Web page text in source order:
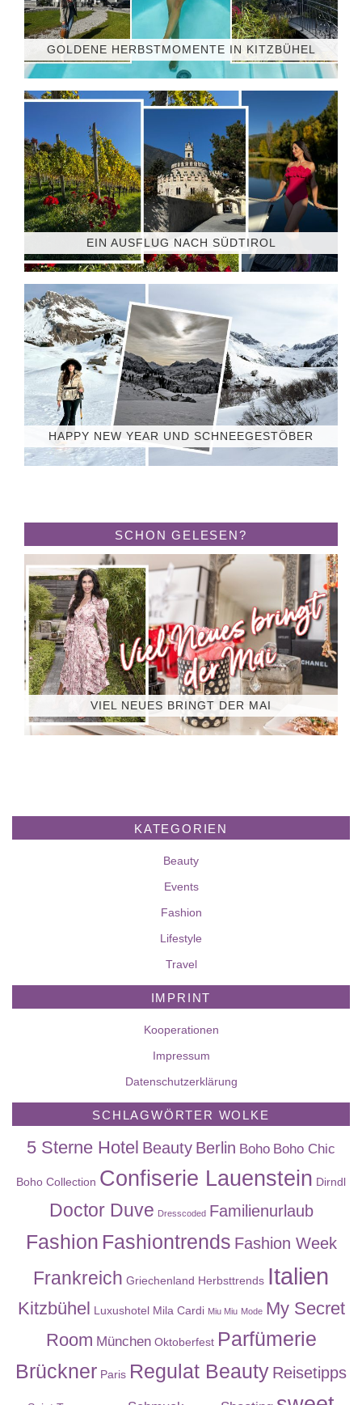
GOLDENE HERBSTMOMENTE IN KITZBÜHEL
EIN AUSFLUG NACH SÜDTIROL
HAPPY NEW YEAR UND SCHNEEGESTÖBER
SCHON GELESEN?
VIEL NEUES BRINGT DER MAI
KATEGORIEN
Beauty
Events
Fashion
Lifestyle
Travel
IMPRINT
Kooperationen
Impressum
Datenschutzerklärung
SCHLAGWÖRTER WOLKE
5 Sterne Hotel Beauty Berlin Boho Boho Chic
Boho Collection Confiserie Lauenstein Dirndl
Doctor Duve Dresscoded Familienurlaub
Fashion Fashiontrends Fashion Week
Frankreich Griechenland Herbsttrends Italien
Kitzbühel Luxushotel Mila Cardi Miu Miu Mode My Secret
Room München Oktoberfest Parfümerie
Brückner Paris Regulat Beauty Reisetipps